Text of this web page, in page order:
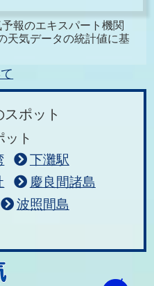
報のエキスパート機関
天気データの統計値に基
スポット
ット
下灘駅
慶良間諸島
波照間島